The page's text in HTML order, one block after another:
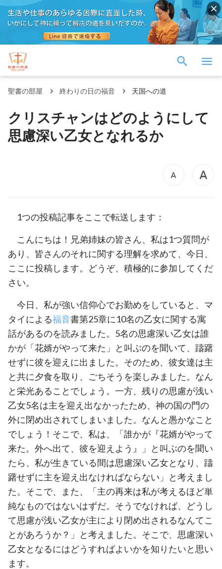
聖書の部屋 終わりの日の福音 天国への道
クリスチャンはどのようにして
思慮深い乙女となれるか
1つの投稿記事をここで転送します：
こんにちは！兄弟姉妹の皆さん、私は1つ質問が
あり、皆さんのそれに関する理解を求めて、今日、
ここに投稿します。どうぞ、積極的に参加してくだ
さい。
今日、私が強い信仰心でお勤めをしていると、マ
タイによる福音書第25章に10名の乙女に関する寓
話があるのを読みました。5名の思慮深い乙女は誰
かが「花婿がやって来た」と叫ぶのを聞いて、躊躇
せずに彼を迎えに出ました。そのため、彼女達は主
と共に夕食を取り、ごちそうを楽しみました。なん
と栄光あることでしょう。一方、残りの思慮が浅い
乙女5名は主を迎え出なかったため、神の国の門の
外に閉め出されてしまいました。なんと愚かなこと
でしょう！そこで、私は、「誰かが『花婿がやって
来た。外へ出て、彼を迎えよう』」と叫ぶのを聞い
たら、私が生きている間は思慮深い乙女となり、躊
躇せずに主を迎え出なければならない」と考えまし
た。そこで、また、「主の再来は私が考えるほど単
純なものではないはずだ。そうでなければ、どうし
て思慮が浅い乙女が主により閉め出されるなんてこ
とがあろうか？」と考えました。そこで、思慮深い
乙女となるにはどうすればよいかを知りたいと思い
ます。